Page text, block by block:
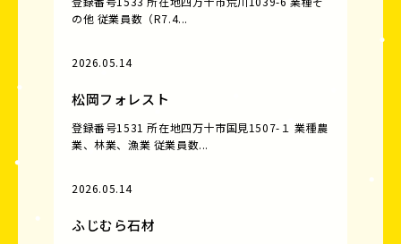
の他 従業員数（R7.4...
2026.05.14
松岡フォレスト
登録番号1531 所在地四万十市国見1507-１ 業種農
業、林業、漁業 従業員数...
2026.05.14
ふじむら石材